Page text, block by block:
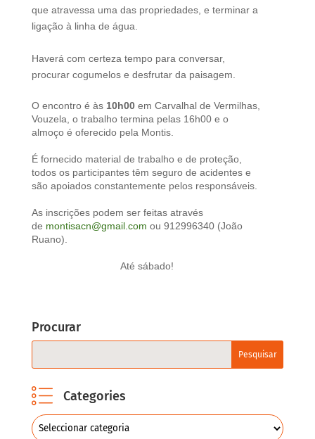
que atravessa uma das propriedades, e terminar a
ligação à linha de água.
Haverá com certeza tempo para conversar,
procurar cogumelos e desfrutar da paisagem.
O encontro é às 10h00em Carvalhal de Vermilhas,
Vouzela, o trabalho termina pelas 16h00 e o
almoço é oferecido pela Montis.
É fornecido material de trabalho e de proteção,
todos os participantes têm seguro de acidentes e
são apoiados constantemente pelos responsáveis.
As inscrições podem ser feitas através
de montisacn@gmail.com ou 912996340 (João
Ruano).
Até sábado!
Procurar
Categories